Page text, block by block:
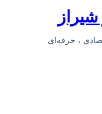
، حرفه‌ای